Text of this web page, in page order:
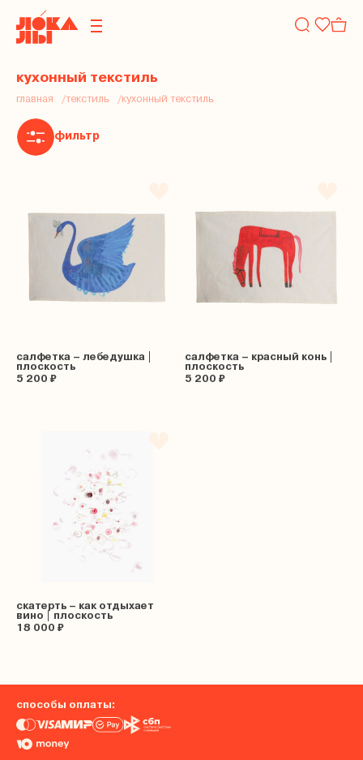
кухонный текстиль
главная текстиль кухонный текстиль
салфетка – лебедушка |
плоскость
5 200 ₽
салфетка – красный конь |
плоскость
5 200 ₽
скатерть – как отдыхает
вино | плоскость
18 000 ₽
фильтр
способы оплаты: